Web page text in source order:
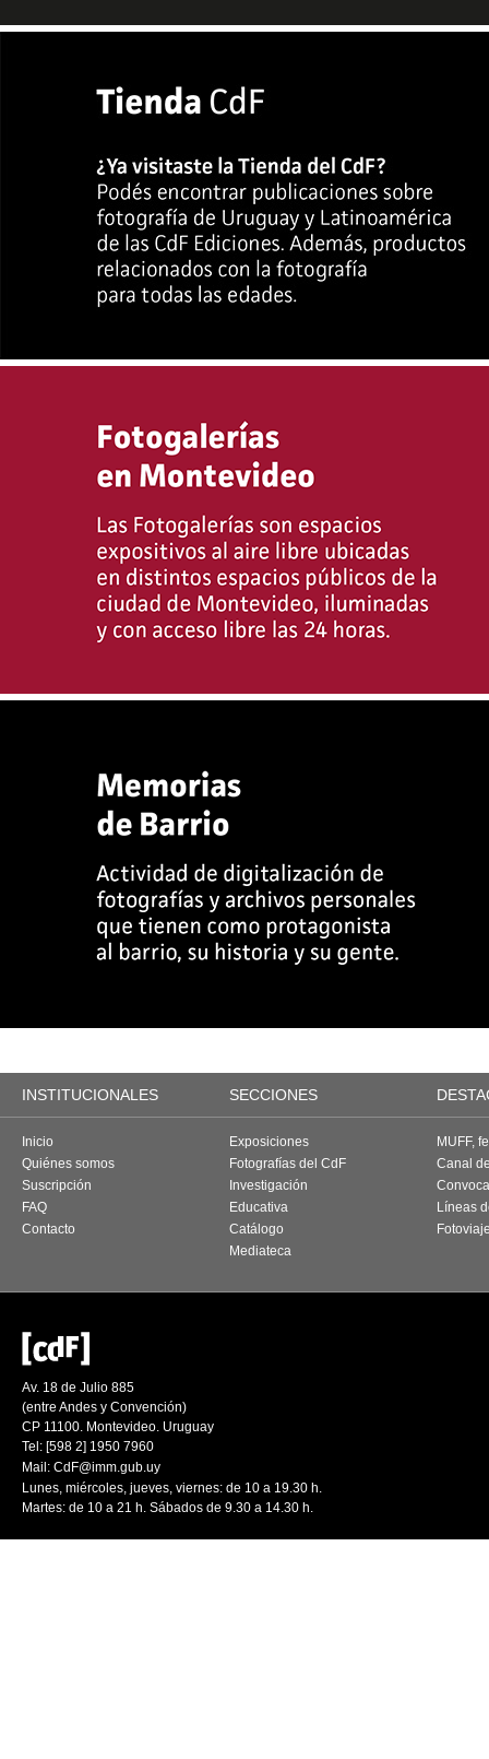
INSTITUCIONALES SECCIONES
Inicio
Quiénes somos
Suscripción
FAQ
Contacto
Exposiciones
Fotografías del CdF
Investigación
Educativa
Catálogo
Mediateca
MUFF,
Canal
Líneas
Av. 18 de Julio 885
(entre Andes y Convención)
CP 11100. Montevideo. Uruguay
Tel: [598 2] 1950 7960
Mail: CdF@imm.gub.uy
Lunes, miércoles, jueves, viernes: de 10 a 19.30 h.
Martes: de 10 a 21 h. Sábados de 9.30 a 14.30 h.